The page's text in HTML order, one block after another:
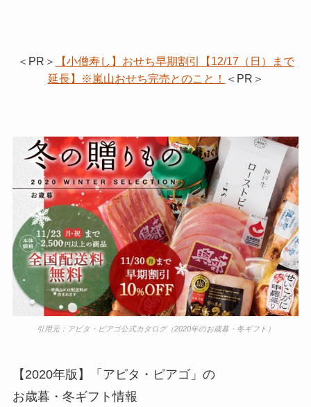
＜PR＞
【小僧寿し】おせち早期割引【12/17（日）まで
延長】※嵐山おせち完売とのこと！
＜PR＞
引用元：アピタ・ピアゴ公式カタログ（2020年のお歳暮・冬ギフト）
【2020年版】「アピタ・ピアゴ」の
お歳暮・冬ギフト情報